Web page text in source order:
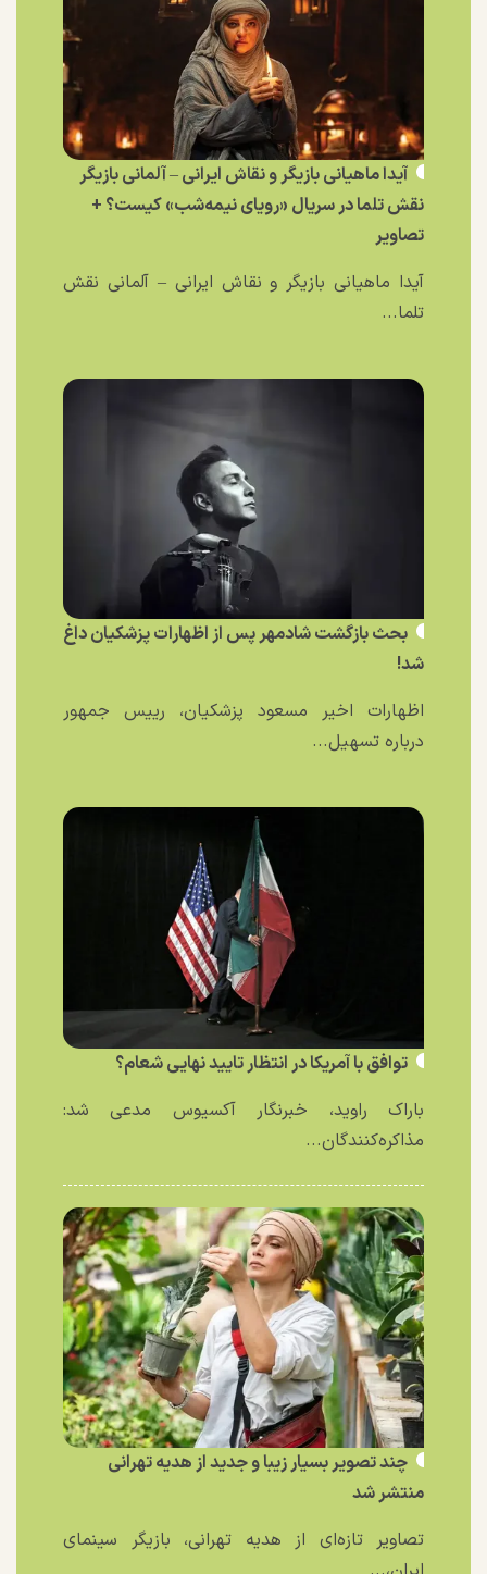
آیدا ماهیانی بازیگر و نقاش ایرانی – آلمانی بازیگر
نقش تلما در سریال «رویای نیمه‌شب» کیست؟ +
تصاویر
آیدا ماهیانی بازیگر و نقاش ایرانی – آلمانی نقش
تلما...
بحث بازگشت شادمهر پس از اظهارات پزشکیان داغ
شد!
اظهارات اخیر مسعود پزشکیان، رییس جمهور
درباره تسهیل...
توافق با آمریکا در انتظار تایید نهایی شعام؟
باراک راوید، خبرنگار آکسیوس مدعی شد:
مذاکره‌کنندگان...
چند تصویر بسیار زیبا و جدید از هدیه تهرانی
منتشر شد
تصاویر تازه‌ای از هدیه تهرانی، بازیگر سینمای